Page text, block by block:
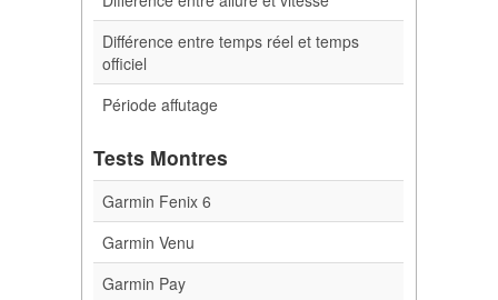
Différence entre temps réel et temps
officiel
Période affutage
Tests Montres
Garmin Fenix 6
Garmin Venu
Garmin Pay